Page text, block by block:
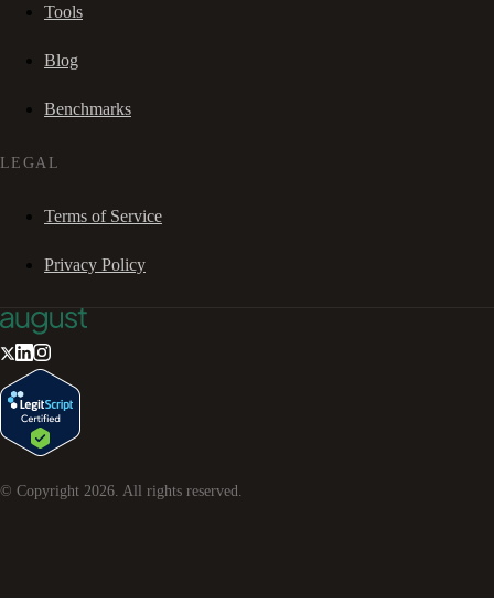
Tools
Blog
Benchmarks
LEGAL
Terms of Service
Privacy Policy
© Copyright 2026. All rights reserved.